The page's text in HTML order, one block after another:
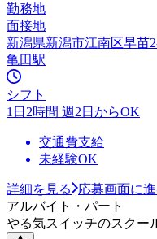
勤務地
面接地
新潟県新潟市江南区早苗
亀田駅
シフト
1日2時間 週2日からOK
交通費支給
未経験OK
詳細を見る
応募画面に
アルバイト・パート
やる気スイッチのスクー